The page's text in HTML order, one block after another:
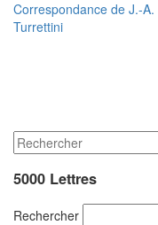
Correspondance de J.-A.
Turrettini
5000 Lettres
Rechercher